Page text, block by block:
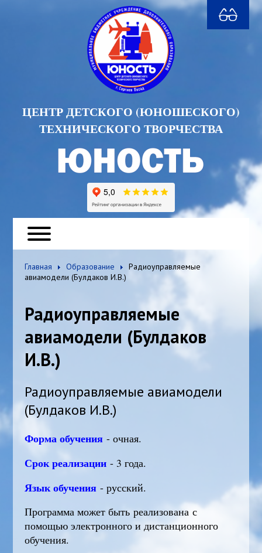
ЦЕНТР ДЕТСКОГО (ЮНОШЕСКОГО)
ТЕХНИЧЕСКОГО ТВОРЧЕСТВА
Главная Образование
Радиоуправляемые
авиамодели (Булдаков И.В.)
Радиоуправляемые
авиамодели (Булдаков
И.В.)
Радиоуправляемые авиамодели
(Булдаков И.В.)
Форма обучения- очная.
Срок реализации - 3 года.
Язык обучения - русский.
Программа может быть реализована с
помощью электронного и дистанционного
обучения.